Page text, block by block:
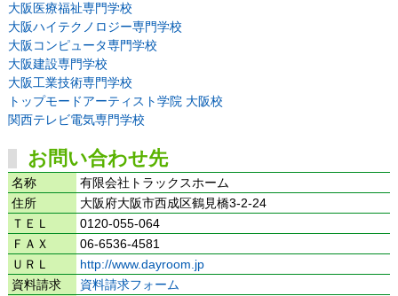
大阪医療福祉専門学校
大阪ハイテクノロジー専門学校
大阪コンピュータ専門学校
大阪建設専門学校
大阪工業技術専門学校
トップモードアーティスト学院 大阪校
関西テレビ電気専門学校
お問い合わせ先
名称
有限会社トラックスホーム
住所
大阪府大阪市西成区鶴見橋3-2-24
ＴＥＬ
0120-055-064
ＦＡＸ
06-6536-4581
ＵＲＬ
http://www.dayroom.jp
資料請求
資料請求フォーム